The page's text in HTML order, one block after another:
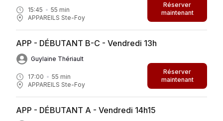
15:45 55 min
APPAREILS Ste-Foy
Réserver
maintenant
17:00 55 min
APPAREILS Ste-Foy
APP - DÉBUTANT B-C - Vendredi 13h
Guylaine Thériault
Réserver
maintenant
APP - DÉBUTANT A - Vendredi 14h15